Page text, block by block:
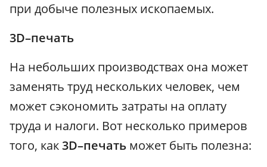
при добыче полезных ископаемых.
3D–печать
На небольших производствах она может
заменять труд нескольких человек, чем
может сэкономить затраты на оплату
труда и налоги. Вот несколько примеров
того, как3D–печать может быть полезна: